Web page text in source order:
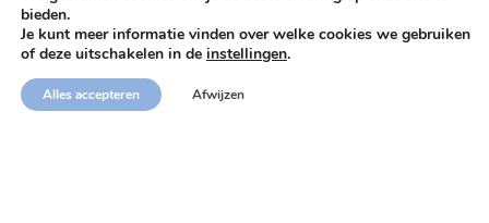
bieden.
Je kunt meer informatie vinden over welke cookies we gebruiken
of deze uitschakelen in de instellingen.
Alles accepteren Afwijzen